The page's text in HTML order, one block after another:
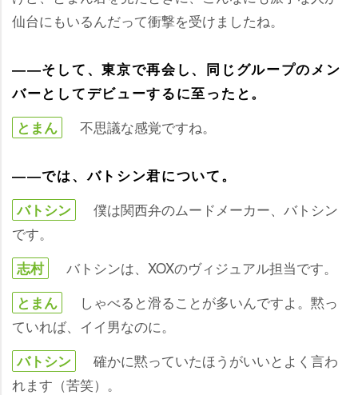
仙台にもいるんだって衝撃を受けましたね。
――そして、東京で再会し、同じグループのメン
バーとしてデビューするに至ったと。
とまん
不思議な感覚ですね。
――では、バトシン君について。
バトシン
僕は関西弁のムードメーカー、バトシン
です。
志村 バトシンは、XOXのヴィジュアル担当です。
とまん
しゃべると滑ることが多いんですよ。黙っ
ていれば、イイ男なのに。
バトシン
確かに黙っていたほうがいいとよく言わ
れます（苦笑）。